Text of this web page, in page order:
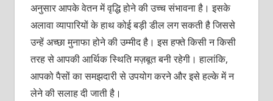
अनुसार आपके वेतन में वृद्धि होने की उच्‍च संभावना है। इसके
अलावा व्‍यापारियों के हाथ कोई बड़ी डील लग सकती है जिससे
उन्‍हें अच्‍छा मुनाफा होने की उम्‍मीद है। इस हफ्ते किसी न किसी
तरह से आपकी आर्थिक स्थिति मज़बूत बनी रहेगी। हालांकि,
आपको पैसों का समझदारी से उपयोग करने और इसे हल्‍के में न
लेने की सलाह दी जाती है।